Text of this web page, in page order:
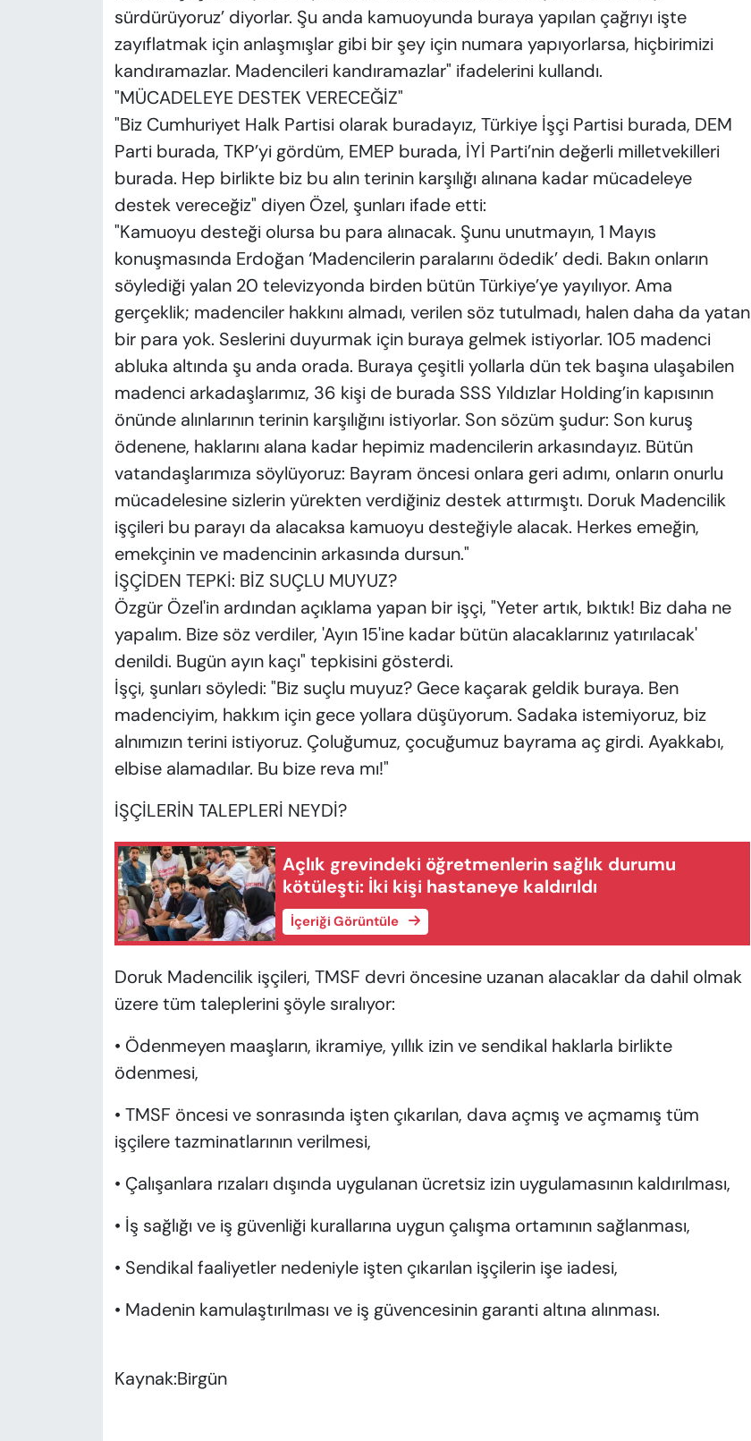
sürdürüyoruz’ diyorlar. Şu anda kamuoyunda buraya yapılan çağrıyı işte
zayıflatmak için anlaşmışlar gibi bir şey için numara yapıyorlarsa, hiçbirimizi
kandıramazlar. Madencileri kandıramazlar" ifadelerini kullandı.
"MÜCADELEYE DESTEK VERECEĞİZ"
"Biz Cumhuriyet Halk Partisi olarak buradayız, Türkiye İşçi Partisi burada, DEM
Parti burada, TKP’yi gördüm, EMEP burada, İYİ Parti’nin değerli milletvekilleri
burada. Hep birlikte biz bu alın terinin karşılığı alınana kadar mücadeleye
destek vereceğiz" diyen Özel, şunları ifade etti:
"Kamuoyu desteği olursa bu para alınacak. Şunu unutmayın, 1 Mayıs
konuşmasında Erdoğan ‘Madencilerin paralarını ödedik’ dedi. Bakın onların
söylediği yalan 20 televizyonda birden bütün Türkiye’ye yayılıyor. Ama
gerçeklik; madenciler hakkını almadı, verilen söz tutulmadı, halen daha da yatan
bir para yok. Seslerini duyurmak için buraya gelmek istiyorlar. 105 madenci
abluka altında şu anda orada. Buraya çeşitli yollarla dün tek başına ulaşabilen
madenci arkadaşlarımız, 36 kişi de burada SSS Yıldızlar Holding’in kapısının
önünde alınlarının terinin karşılığını istiyorlar. Son sözüm şudur: Son kuruş
ödenene, haklarını alana kadar hepimiz madencilerin arkasındayız. Bütün
vatandaşlarımıza söylüyoruz: Bayram öncesi onlara geri adımı, onların onurlu
mücadelesine sizlerin yürekten verdiğiniz destek attırmıştı. Doruk Madencilik
işçileri bu parayı da alacaksa kamuoyu desteğiyle alacak. Herkes emeğin,
emekçinin ve madencinin arkasında dursun."
İŞÇİDEN TEPKİ: BİZ SUÇLU MUYUZ?
Özgür Özel'in ardından açıklama yapan bir işçi, "Yeter artık, bıktık! Biz daha ne
yapalım. Bize söz verdiler, 'Ayın 15'ine kadar bütün alacaklarınız yatırılacak'
denildi. Bugün ayın kaçı" tepkisini gösterdi.
İşçi, şunları söyledi: "Biz suçlu muyuz? Gece kaçarak geldik buraya. Ben
madenciyim, hakkım için gece yollara düşüyorum. Sadaka istemiyoruz, biz
alnımızın terini istiyoruz. Çoluğumuz, çocuğumuz bayrama aç girdi. Ayakkabı,
elbise alamadılar. Bu bize reva mı!"
İŞÇİLERİN TALEPLERİ NEYDİ?
Açlık grevindeki öğretmenlerin sağlık durumu
kötüleşti: İki kişi hastaneye kaldırıldı
İçeriği Görüntüle
Doruk Madencilik işçileri, TMSF devri öncesine uzanan alacaklar da dahil olmak
üzere tüm taleplerini şöyle sıralıyor:
• Ödenmeyen maaşların, ikramiye, yıllık izin ve sendikal haklarla birlikte
ödenmesi,
• TMSF öncesi ve sonrasında işten çıkarılan, dava açmış ve açmamış tüm
işçilere tazminatlarının verilmesi,
• Çalışanlara rızaları dışında uygulanan ücretsiz izin uygulamasının kaldırılması,
• İş sağlığı ve iş güvenliği kurallarına uygun çalışma ortamının sağlanması,
• Sendikal faaliyetler nedeniyle işten çıkarılan işçilerin işe iadesi,
• Madenin kamulaştırılması ve iş güvencesinin garanti altına alınması.
Kaynak:Birgün